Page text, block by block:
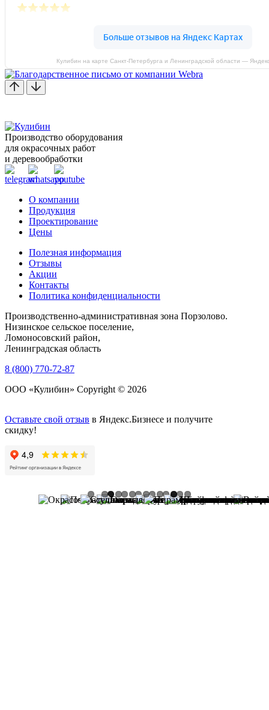
Кулибин на карте Санкт‑Петербурга и Ленинградской области —
Производство оборудования
для окрасочных работ
и деревообработки
О компании
Продукция
Проектирование
Цены
Полезная информация
Отзывы
Акции
Контакты
Политика конфиденциальности
Производственно-административная зона Порзолово.
Низинское сельское поселение,
Ломоносовский район,
Ленинградская область
8 (800) 770-72-87
ООО «Кулибин» Copyright © 2026
Оставьте свой отзыв в Яндекс.Бизнесе и получите
скидку!